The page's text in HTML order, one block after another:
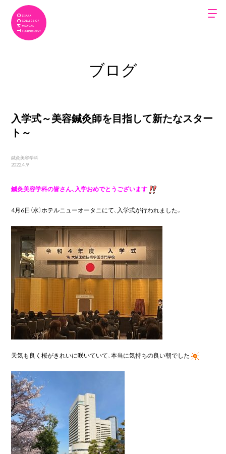
ブログ
入学式～美容鍼灸師を目指して新たなスター
ト～
鍼灸美容学科
2022.4.9
鍼灸美容学科の皆さん、入学おめでとうございます
4月6日（水）ホテルニューオータニにて、入学式が行われました。
天気も良く桜がきれいに咲いていて、本当に気持ちの良い朝でした